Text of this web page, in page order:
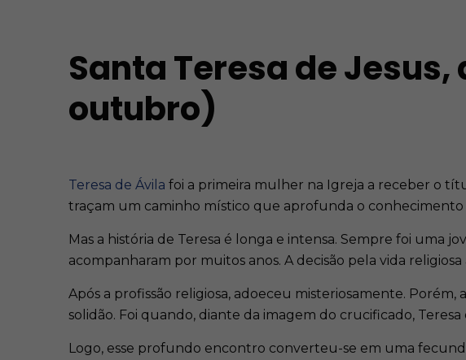
Santa Teresa de
outubro)
Teresa de Ávila foi a primeira mulher na Igreja a receber o
traçam um caminho místico que aprofunda o conhecimento
Mas a história de Teresa é longa e intensa. Sempre foi uma
acompanharam por muitos anos. A decisão pela vida
Após a profissão religiosa, adoeceu misteriosamente.
solidão. Foi quando, diante da imagem do crucificado,
Logo, esse profundo encontro converteu-se em uma